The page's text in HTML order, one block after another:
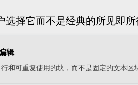
选择它而不是经典的所见即
辑
和可重复使用的块，而不是固定的文本区